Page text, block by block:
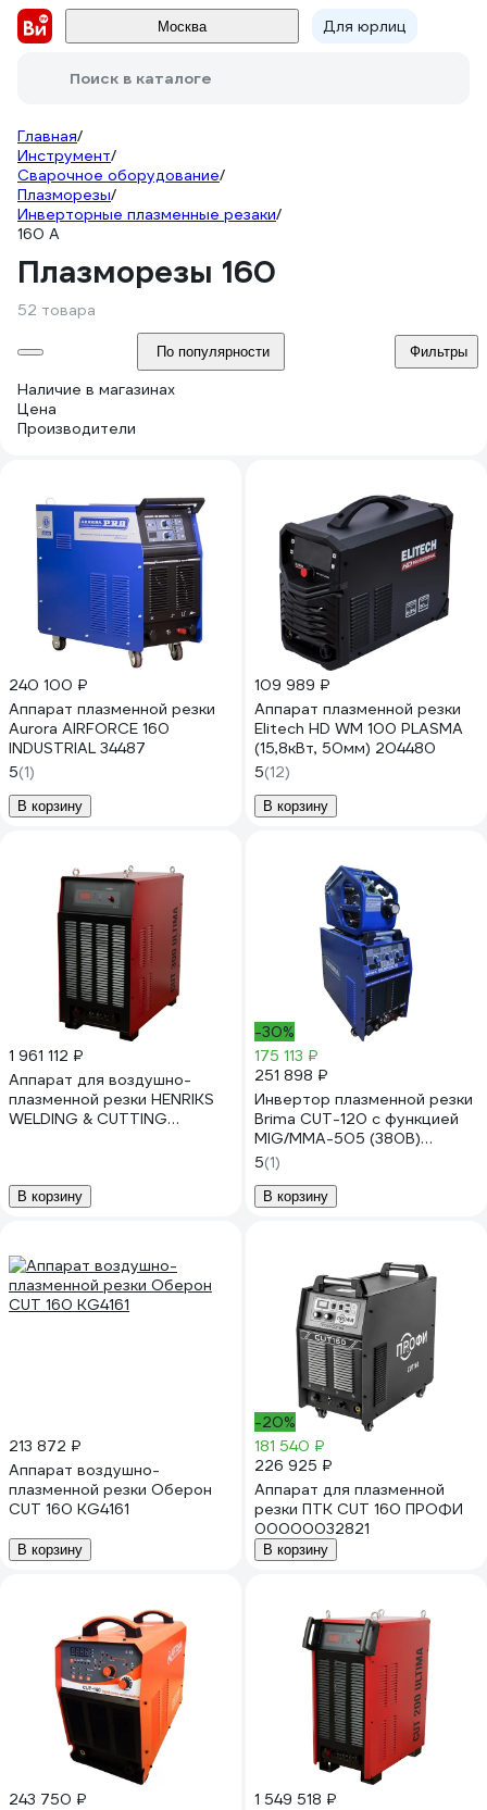
Москва Для юрлиц
Поиск в каталоге
Главная/
Инструмент/
Сварочное оборудование/
Плазморезы/
Инверторные плазменные резаки/
160 А
Плазморезы 160
52 товара
По популярности Фильтры
Наличие в магазинах
Цена
Производители
240 100 ₽
Аппарат плазменной резки
Aurora AIRFORCE 160
INDUSTRIAL 34487
5(1)
В корзину
109 989 ₽
Аппарат плазменной резки
Elitech HD WM 100 PLASMA
(15,8кВт, 50мм) 204480
5(12)
В корзину
1 961 112 ₽
Аппарат для воздушно-
плазменной резки HENRIKS
WELDING & CUTTING
В корзину
-30%
175 113 ₽
251 898 ₽
Инвертор плазменной резки
Brima CUT-120 с функцией
MIG/MMA-505 (380В)
0001053 НП000001053
5(1)
В корзину
213 872 ₽
Аппарат воздушно-
плазменной резки Оберон
CUT 160 KG4161
В корзину
-20%
181 540 ₽
226 925 ₽
Аппарат для плазменной
резки ПТК CUT 160 ПРОФИ
00000032821
В корзину
243 750 ₽
1 549 518 ₽